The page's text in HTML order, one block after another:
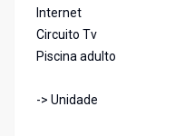
Internet
Circuito Tv
Piscina adulto
-> Unidade